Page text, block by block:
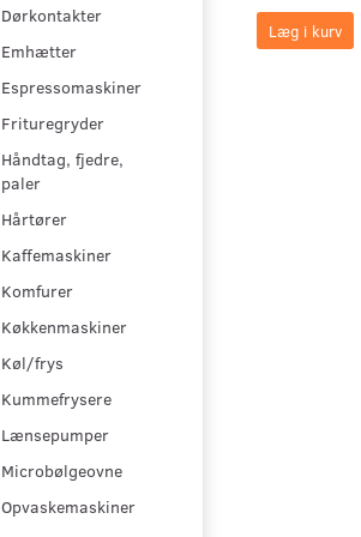
Dørkontakter
Emhætter
Espressomaskiner
Frituregryder
Håndtag, fjedre,
paler
Hårtører
Kaffemaskiner
Komfurer
Køkkenmaskiner
Køl/frys
Kummefrysere
Lænsepumper
Microbølgeovne
Opvaskemaskiner
Læg i kurv